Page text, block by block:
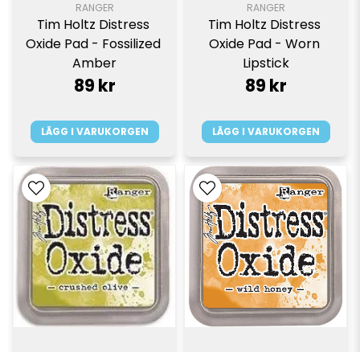
RANGER
Tim Holtz Distress
Oxide Pad - Fossilized
Amber
89 kr
LÄGG I VARUKORGEN
RANGER
Tim Holtz Distress
Oxide Pad - Worn
Lipstick
89 kr
LÄGG I VARUKORGEN